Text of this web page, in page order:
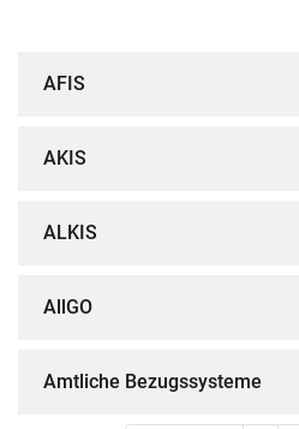
AFIS
AKIS
ALKIS
AllGO
Amtliche Bezugssysteme